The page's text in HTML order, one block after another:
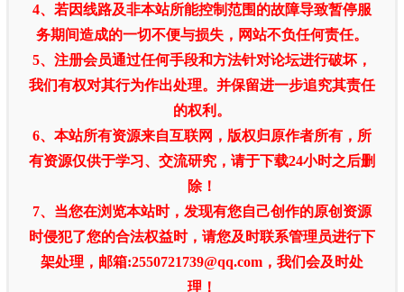
4、若因线路及非本站所能控制范围的故障导致暂停服
务期间造成的一切不便与损失，网站不负任何责任。
5、注册会员通过任何手段和方法针对论坛进行破坏，
我们有权对其行为作出处理。并保留进一步追究其责任
的权利。
6、本站所有资源来自互联网，版权归原作者所有，所
有资源仅供于学习、交流研究，请于下载24小时之后删
除！
7、当您在浏览本站时，发现有您自己创作的原创资源
时侵犯了您的合法权益时，请您及时联系管理员进行下
架处理，邮箱:2550721739@qq.com，我们会及时处
理！